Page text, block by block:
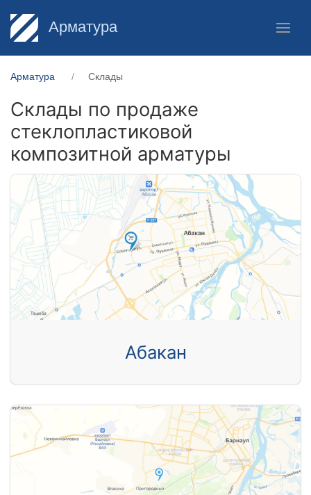
Арматура
Арматура Склады
Склады по продаже
стеклопластиковой
композитной арматуры
Абакан